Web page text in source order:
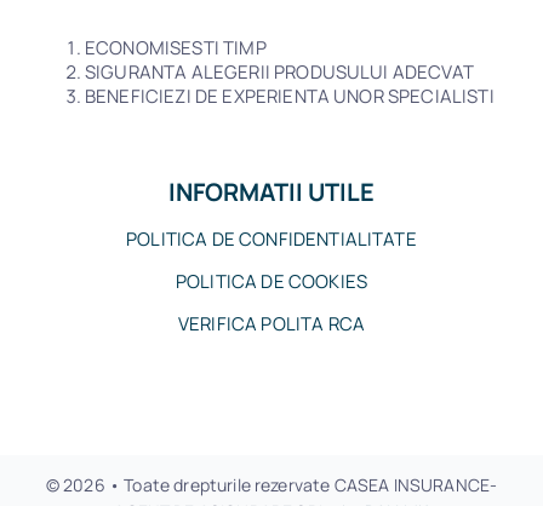
ECONOMISESTI TIMP
SIGURANTA ALEGERII PRODUSULUI ADECVAT
BENEFICIEZI DE EXPERIENTA UNOR SPECIALISTI
INFORMATII UTILE
POLITICA DE CONFIDENTIALITATE
POLITICA DE COOKIES
VERIFICA POLITA RCA
© 2026 • Toate drepturile rezervate CASEA INSURANCE-